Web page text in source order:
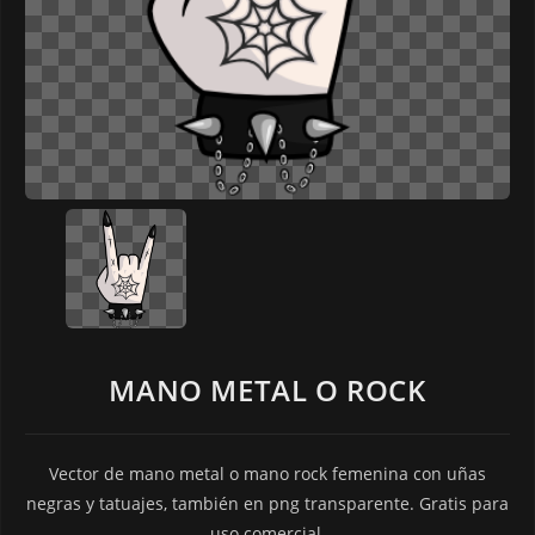
MANO METAL O ROCK
Vector de mano metal o mano rock femenina con uñas
negras y tatuajes, también en png transparente. Gratis para